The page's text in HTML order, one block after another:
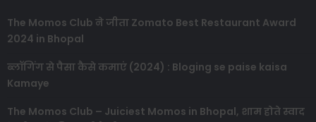
The Momos Club ने जीता Zomato Best Restaurant Award
2024 in Bhopal
ब्लॉगिंग से पैसा कैसे कमाएं (2024) : Bloging se paise kaisa
Kamaye
The Momos Club – Juiciest Momos in Bhopal, शाम होते स्वाद